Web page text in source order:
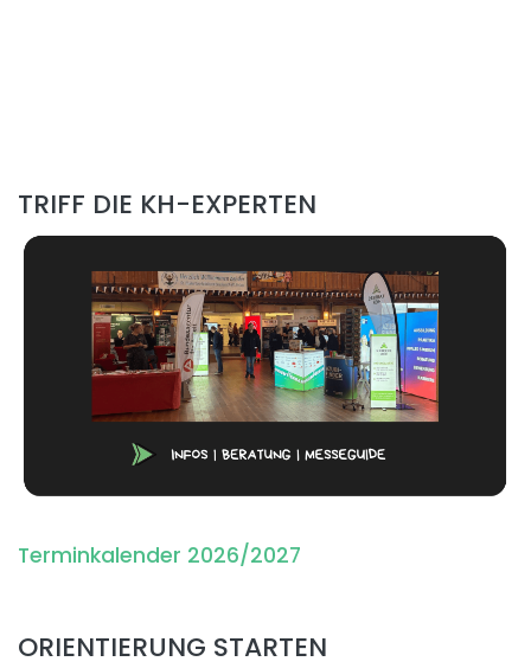
TRIFF DIE KH-EXPERTEN
Terminkalender 2026/2027
ORIENTIERUNG STARTEN